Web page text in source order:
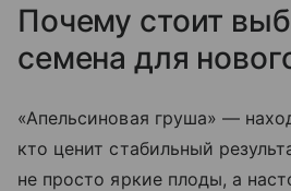
Почему стоит
семена для
«Апельсиновая груша» —
кто ценит стабильный
не просто яркие плоды, а